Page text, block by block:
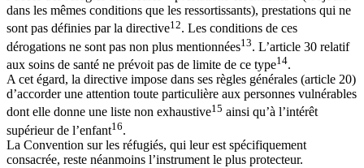
dans les mêmes conditions que les ressortissants), prestations qui ne
sont pas définies par la directive12. Les conditions de ces
dérogations ne sont pas non plus mentionnées13. L’article 30 relatif
aux soins de santé ne prévoit pas de limite de ce type14.
A cet égard, la directive impose dans ses règles générales (article 20)
d’accorder une attention toute particulière aux personnes vulnérables
dont elle donne une liste non exhaustive15 ainsi qu’à l’intérêt
supérieur de l’enfant16.
La Convention sur les réfugiés, qui leur est spécifiquement
consacrée, reste néanmoins l’instrument le plus protecteur.